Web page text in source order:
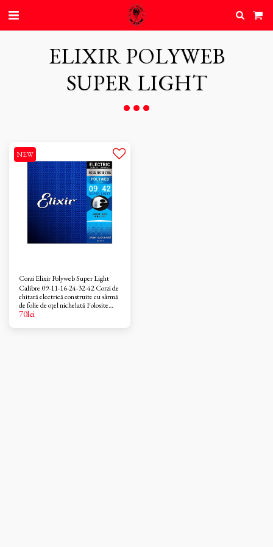
ELIXIR POLYWEB
SUPER LIGHT
NEW
Corzi Elixir Polyweb Super Light
Calibre 09-11-16-24-32-42 Corzi de
chitară electrică construite cu sârmă
de folie de oțel nichelată Folosite
pentru un ton cald, robust
70lei